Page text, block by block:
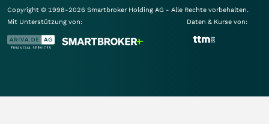
Copyright © 1998-2026 Smartbroker Holding AG - Alle Rechte vorbehalten.
Mit Unterstützung von:
Daten & Kurse von: